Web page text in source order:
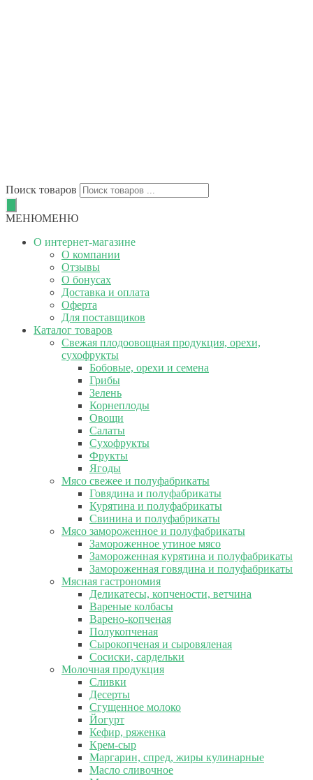
Поиск товаров
МЕНЮМЕНЮ
О интернет-магазине
О компании
Отзывы
О бонусах
Доставка и оплата
Оферта
Для поставщиков
Каталог товаров
Свежая плодоовощная продукция, орехи,
сухофрукты
Бобовые, орехи и семена
Грибы
Зелень
Корнеплоды
Овощи
Салаты
Сухофрукты
Фрукты
Ягоды
Мясо свежее и полуфабрикаты
Говядина и полуфабрикаты
Курятина и полуфабрикаты
Свинина и полуфабрикаты
Мясо замороженное и полуфабрикаты
Замороженное утиное мясо
Замороженная курятина и полуфабрикаты
Замороженная говядина и полуфабрикаты
Мясная гастрономия
Деликатесы, копчености, ветчина
Вареные колбасы
Варено-копченая
Полукопченая
Сырокопченая и сыровяленая
Сосиски, сардельки
Молочная продукция
Сливки
Десерты
Сгущенное молоко
Йогурт
Кефир, ряженка
Крем-сыр
Маргарин, спред, жиры кулинарные
Масло сливочное